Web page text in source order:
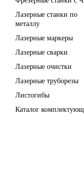
Лазерные станки по
металлу
Лазерные маркеры
Лазерные сварки
Лазерные очистки
Лазерные труборезы
Листогибы
Каталог